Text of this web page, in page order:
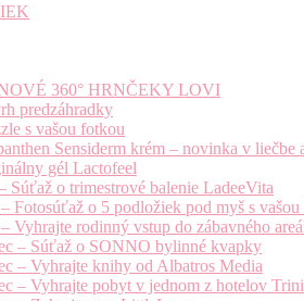
360° HRNČEKY LOVI
predzáhradky
s vašou fotkou
Sensiderm krém – novinka v liečbe
gél Lactofeel
Súťaž o trimestrové balenie LadeeVita
Fotosúťaž o 5 podložiek pod myš s
Vyhrajte rodinný vstup do zábavného
– Súťaž o SONNO bylinné kvapky
– Vyhrajte knihy od Albatros Media
– Vyhrajte pobyt v jednom z hotelov